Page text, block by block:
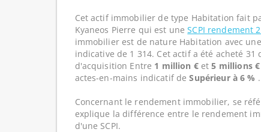
Cet actif immobilier de type Habitation fait
Kyaneos Pierre qui est uneSCPI rendement
immobilier est de nature Habitation avec
indicative de 1 314. Cet actif a été acheté 31
d'acquisition Entre 1 million €et5 millions €
actes-en-mains indicatif deSupérieur à 6 % .
Concernant le rendement immobilier, se
explique la différence entre le rendement
d'une SCPI.